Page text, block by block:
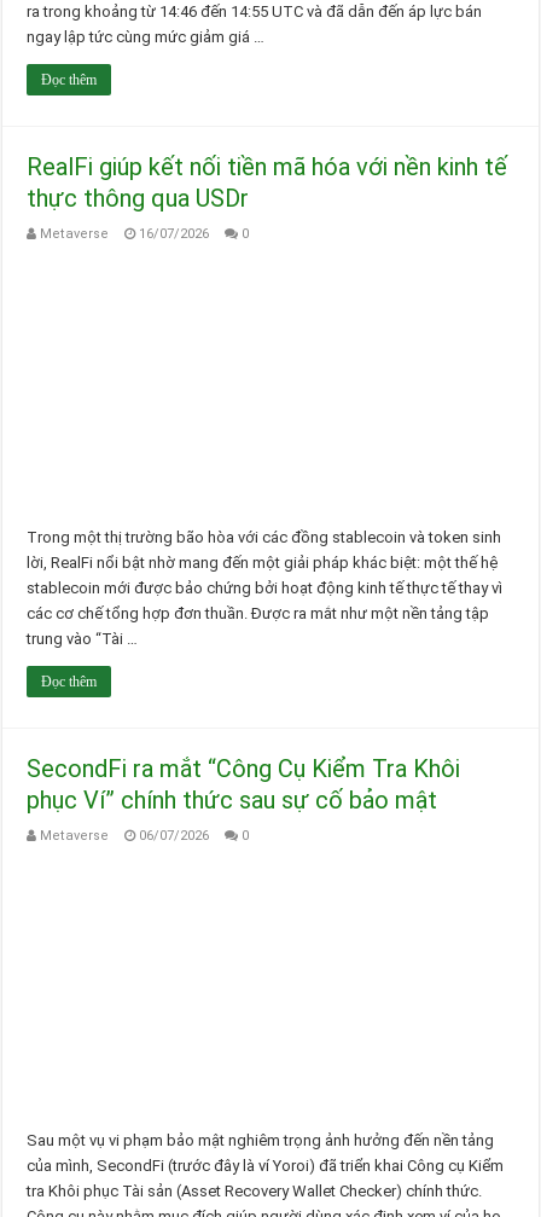
ra trong khoảng từ 14:46 đến 14:55 UTC và đã dẫn đến áp lực bán
ngay lập tức cùng mức giảm giá …
Đọc thêm
RealFi giúp kết nối tiền mã hóa với nền kinh tế
thực thông qua USDr
Metaverse 16/07/2026 0
Trong một thị trường bão hòa với các đồng stablecoin và token sinh
lời, RealFi nổi bật nhờ mang đến một giải pháp khác biệt: một thế hệ
stablecoin mới được bảo chứng bởi hoạt động kinh tế thực tế thay vì
các cơ chế tổng hợp đơn thuần. Được ra mắt như một nền tảng tập
trung vào “Tài …
Đọc thêm
SecondFi ra mắt “Công Cụ Kiểm Tra Khôi
phục Ví” chính thức sau sự cố bảo mật
Metaverse 06/07/2026 0
Sau một vụ vi phạm bảo mật nghiêm trọng ảnh hưởng đến nền tảng
của mình, SecondFi (trước đây là ví Yoroi) đã triển khai Công cụ Kiểm
tra Khôi phục Tài sản (Asset Recovery Wallet Checker) chính thức.